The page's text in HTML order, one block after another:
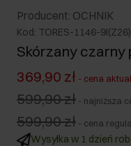
Producent: OCHNIK
Kod: TORES-1146-9I(Z26)
Skórzany czarny
369,90 zł - cena
599,90 zł - najniższa
599,90 zł - cena
Wysyłka w 1 dzień